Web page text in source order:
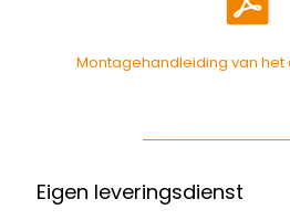
Montagehandleiding van het
Eigen leveringsdienst